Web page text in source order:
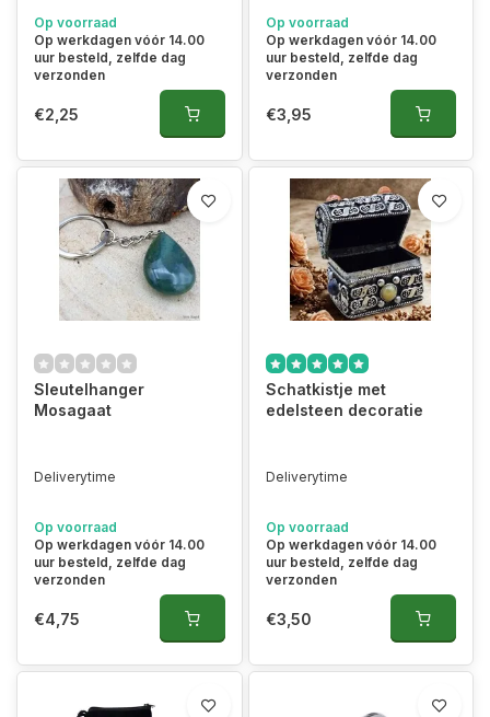
Op voorraad
Op werkdagen vóór 14.00
uur besteld, zelfde dag
verzonden
€2,25
Op voorraad
Op werkdagen vóór 14.00
uur besteld, zelfde dag
verzonden
€3,95
Sleutelhanger
Mosagaat
Deliverytime
Op voorraad
Op werkdagen vóór 14.00
uur besteld, zelfde dag
verzonden
€4,75
Schatkistje met
edelsteen decoratie
Deliverytime
Op voorraad
Op werkdagen vóór 14.00
uur besteld, zelfde dag
verzonden
€3,50